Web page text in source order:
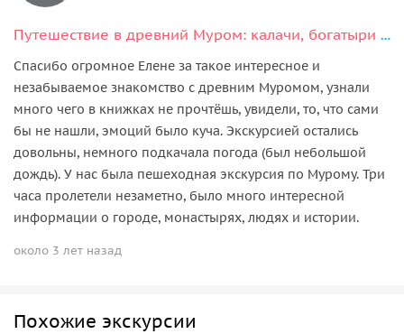
Путешествие в древний Муром: калачи, богатыри и монастыри на Оке
Спасибо огромное Елене за такое интересное и
незабываемое знакомство с древним Муромом, узнали
много чего в книжках не прочтёшь, увидели, то, что сами
бы не нашли, эмоций было куча. Экскурсией остались
довольны, немного подкачала погода (был небольшой
дождь). У нас была пешеходная экскурсия по Мурому. Три
часа пролетели незаметно, было много интересной
информации о городе, монастырях, людях и истории.
около 3 лет назад
Похожие экскурсии